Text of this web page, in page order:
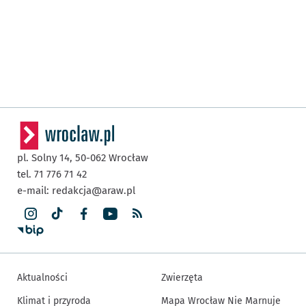
pl. Solny 14, 50-062 Wrocław
tel. 71 776 71 42
e-mail: redakcja@araw.pl
Aktualności
Klimat i przyroda
Zwierzęta
Mapa Wrocław Nie Marnuje